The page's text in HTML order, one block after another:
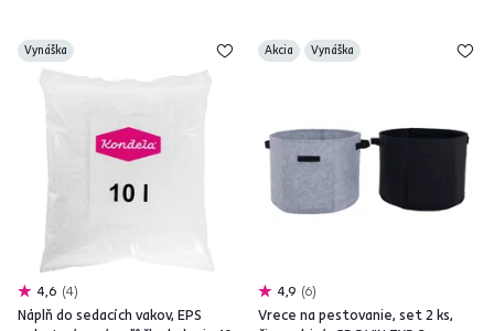
Vynáška
4,6 4
Náplň do sedacích vakov, EPS
Akcia Vynáška
4,9 6
Vrece na pestovanie, set 2 ks,